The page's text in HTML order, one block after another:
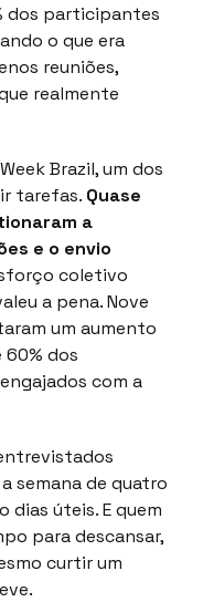
dos participantes
o que era
reuniões,
realmente
Brazil, um dos
tarefas. Quase
a
e o envio
coletivo
a pena. Nove
um aumento
dos
com a
semana de quatro
úteis. E quem
para descansar,
curtir um